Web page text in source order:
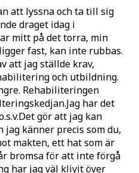
att lyssna och ta till sig
draget idag i
mitt på det torra, min
fast, kan inte rubbas.
att jag ställde krav,
och utbildning.
Rehabiliteringen
har det
gör att jag kan
jag känner precis som du,
makten, ett hat som är
bromsa för att inte förgå
har jag väl klivit över